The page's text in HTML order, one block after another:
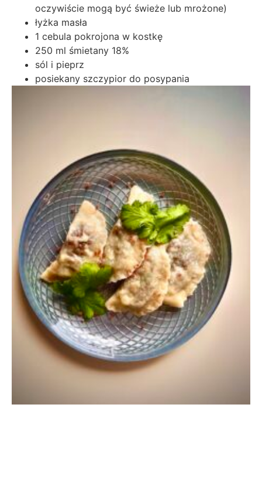
oczywiście mogą być świeże lub mrożone)
łyżka masła
1 cebula pokrojona w kostkę
250 ml śmietany 18%
sól i pieprz
posiekany szczypior do posypania